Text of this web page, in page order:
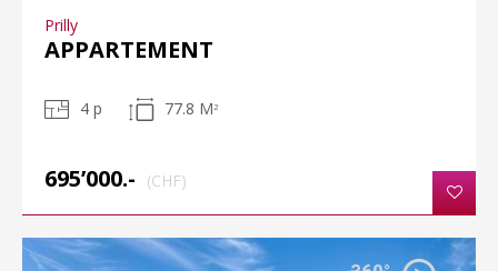
Prilly
APPARTEMENT
4 p 77.8 M 2
695’000.- (CHF)